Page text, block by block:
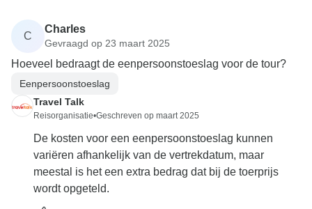
C
Charles
Gevraagd op 23 maart 2025
Hoeveel bedraagt de eenpersoonstoeslag voor de tour?
Eenpersoonstoeslag
Travel Talk
Reisorganisatie•Geschreven op maart 2025
De kosten voor een eenpersoonstoeslag kunnen
variëren afhankelijk van de vertrekdatum, maar
meestal is het een extra bedrag dat bij de toerprijs
wordt opgeteld.